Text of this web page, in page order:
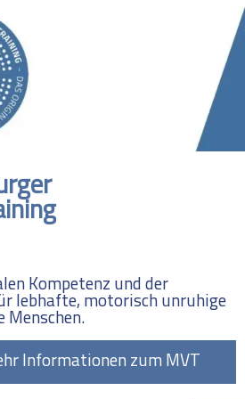
Kompetenz und der
lebhafte, motorisch unruhige
Menschen.
Informationen zum MVT